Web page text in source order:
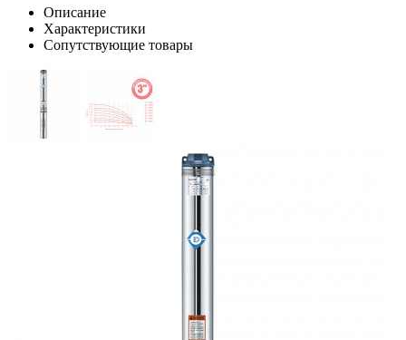
Описание
Характеристики
Сопутствующие товары